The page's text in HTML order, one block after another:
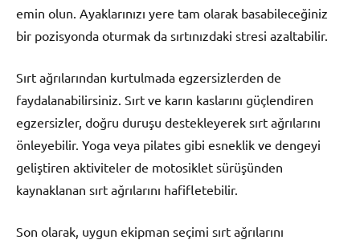
emin olun. Ayaklarınızı yere tam olarak basabileceğiniz
bir pozisyonda oturmak da sırtınızdaki stresi azaltabilir.
Sırt ağrılarından kurtulmada egzersizlerden de
faydalanabilirsiniz. Sırt ve karın kaslarını güçlendiren
egzersizler, doğru duruşu destekleyerek sırt ağrılarını
önleyebilir. Yoga veya pilates gibi esneklik ve dengeyi
geliştiren aktiviteler de motosiklet sürüşünden
kaynaklanan sırt ağrılarını hafifletebilir.
Son olarak, uygun ekipman seçimi sırt ağrılarını